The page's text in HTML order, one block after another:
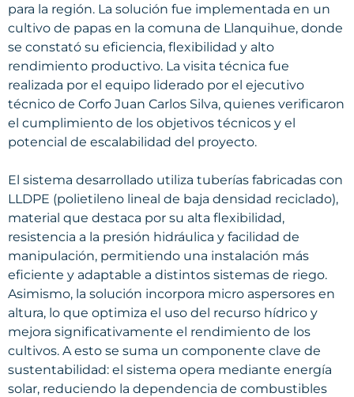
para la región. La solución fue implementada en un
cultivo de papas en la comuna de Llanquihue, donde
se constató su eficiencia, flexibilidad y alto
rendimiento productivo. La visita técnica fue
realizada por el equipo liderado por el ejecutivo
técnico de Corfo Juan Carlos Silva, quienes verificaron
el cumplimiento de los objetivos técnicos y el
potencial de escalabilidad del proyecto.
El sistema desarrollado utiliza tuberías fabricadas con
LLDPE (polietileno lineal de baja densidad reciclado),
material que destaca por su alta flexibilidad,
resistencia a la presión hidráulica y facilidad de
manipulación, permitiendo una instalación más
eficiente y adaptable a distintos sistemas de riego.
Asimismo, la solución incorpora micro aspersores en
altura, lo que optimiza el uso del recurso hídrico y
mejora significativamente el rendimiento de los
cultivos. A esto se suma un componente clave de
sustentabilidad: el sistema opera mediante energía
solar, reduciendo la dependencia de combustibles